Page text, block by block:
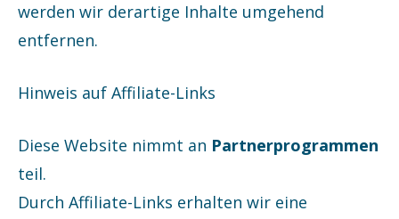
werden wir derartige Inhalte umgehend
entfernen.
Hinweis auf Affiliate-Links
Diese Website nimmt an Partnerprogrammen
teil.
Durch Affiliate-Links erhalten wir eine